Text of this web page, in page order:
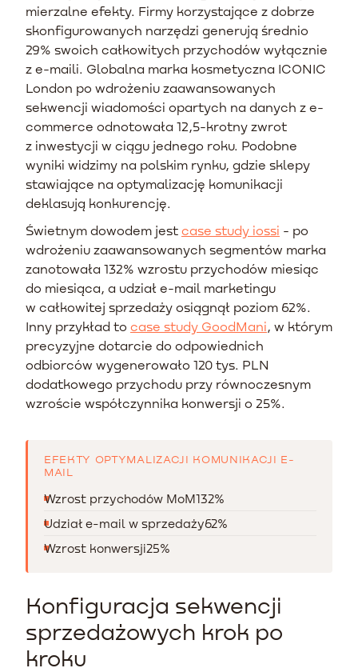
mierzalne efekty. Firmy korzystające z dobrze
skonfigurowanych narzędzi generują średnio
29% swoich całkowitych przychodów wyłącznie
z e-maili. Globalna marka kosmetyczna ICONIC
London po wdrożeniu zaawansowanych
sekwencji wiadomości opartych na danych z e-
commerce odnotowała 12,5-krotny zwrot
z inwestycji w ciągu jednego roku. Podobne
wyniki widzimy na polskim rynku, gdzie sklepy
stawiające na optymalizację komunikacji
deklasują konkurencję.
Świetnym dowodem jest case study iossi - po
wdrożeniu zaawansowanych segmentów marka
zanotowała 132% wzrostu przychodów miesiąc
do miesiąca, a udział e-mail marketingu
w całkowitej sprzedaży osiągnął poziom 62%.
Inny przykład to case study GoodMani, w którym
precyzyjne dotarcie do odpowiednich
odbiorców wygenerowało 120 tys. PLN
dodatkowego przychodu przy równoczesnym
wzroście współczynnika konwersji o 25%.
EFEKTY OPTYMALIZACJI KOMUNIKACJI E-
MAIL
Wzrost przychodów MoM132%
Udział e-mail w sprzedaży62%
Wzrost konwersji25%
Konfiguracja sekwencji
sprzedażowych krok po
kroku